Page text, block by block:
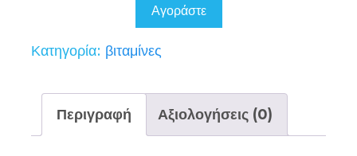
είναι:
Αγοράστε
Κατηγορία: βιταμίνες
Περιγραφή Αξιολογήσεις (0)